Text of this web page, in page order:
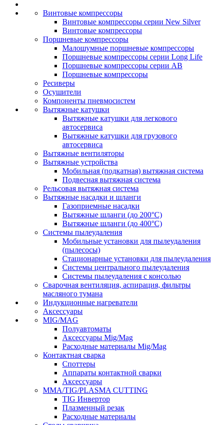
Винтовые компрессоры
Винтовые компрессоры серии New Silver
Винтовые компрессоры
Поршневые компрессоры
Малошумные поршневые компрессоры
Поршневые компрессоры серии Long Life
Поршневые компрессоры серии AB
Поршневые компрессоры
Ресиверы
Осушители
Компоненты пневмосистем
Вытяжные катушки
Вытяжные катушки для легкового
автосервиса
Вытяжные катушки для грузового
автосервиса
Вытяжные вентиляторы
Вытяжные устройства
Мобильная (подкатная) вытяжная система
Подвесная вытяжная система
Рельсовая вытяжная система
Вытяжные насадки и шланги
Газоприемные насадки
Вытяжные шланги (до 200°C)
Вытяжные шланги (до 400°C)
Системы пылеудаления
Мобильные установки для пылеудаления
(пылесосы)
Стационарные установки для пылеудаления
Системы центрального пылеудаления
Системы пылеудаления с консолью
Сварочная вентиляция, аспирация, фильтры
масляного тумана
Индукционные нагреватели
Аксессуары
MIG/MAG
Полуавтоматы
Аксессуары Mig/Mag
Расходные материалы Mig/Mag
Контактная сварка
Споттеры
Аппараты контактной сварки
Аксессуары
MMA/TIG/PLASMA CUTTING
TIG Инвертор
Плазменный резак
Расходные материалы